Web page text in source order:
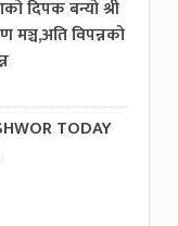
दिपक बन्यो श्री
मञ्च,अति विपन्नको
TODAY